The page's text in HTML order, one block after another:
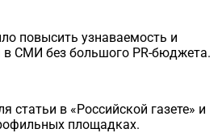
повысить узнаваемость и
в СМИ без большого PR-бюджета.
статьи в «Российской газете» и
площадках.